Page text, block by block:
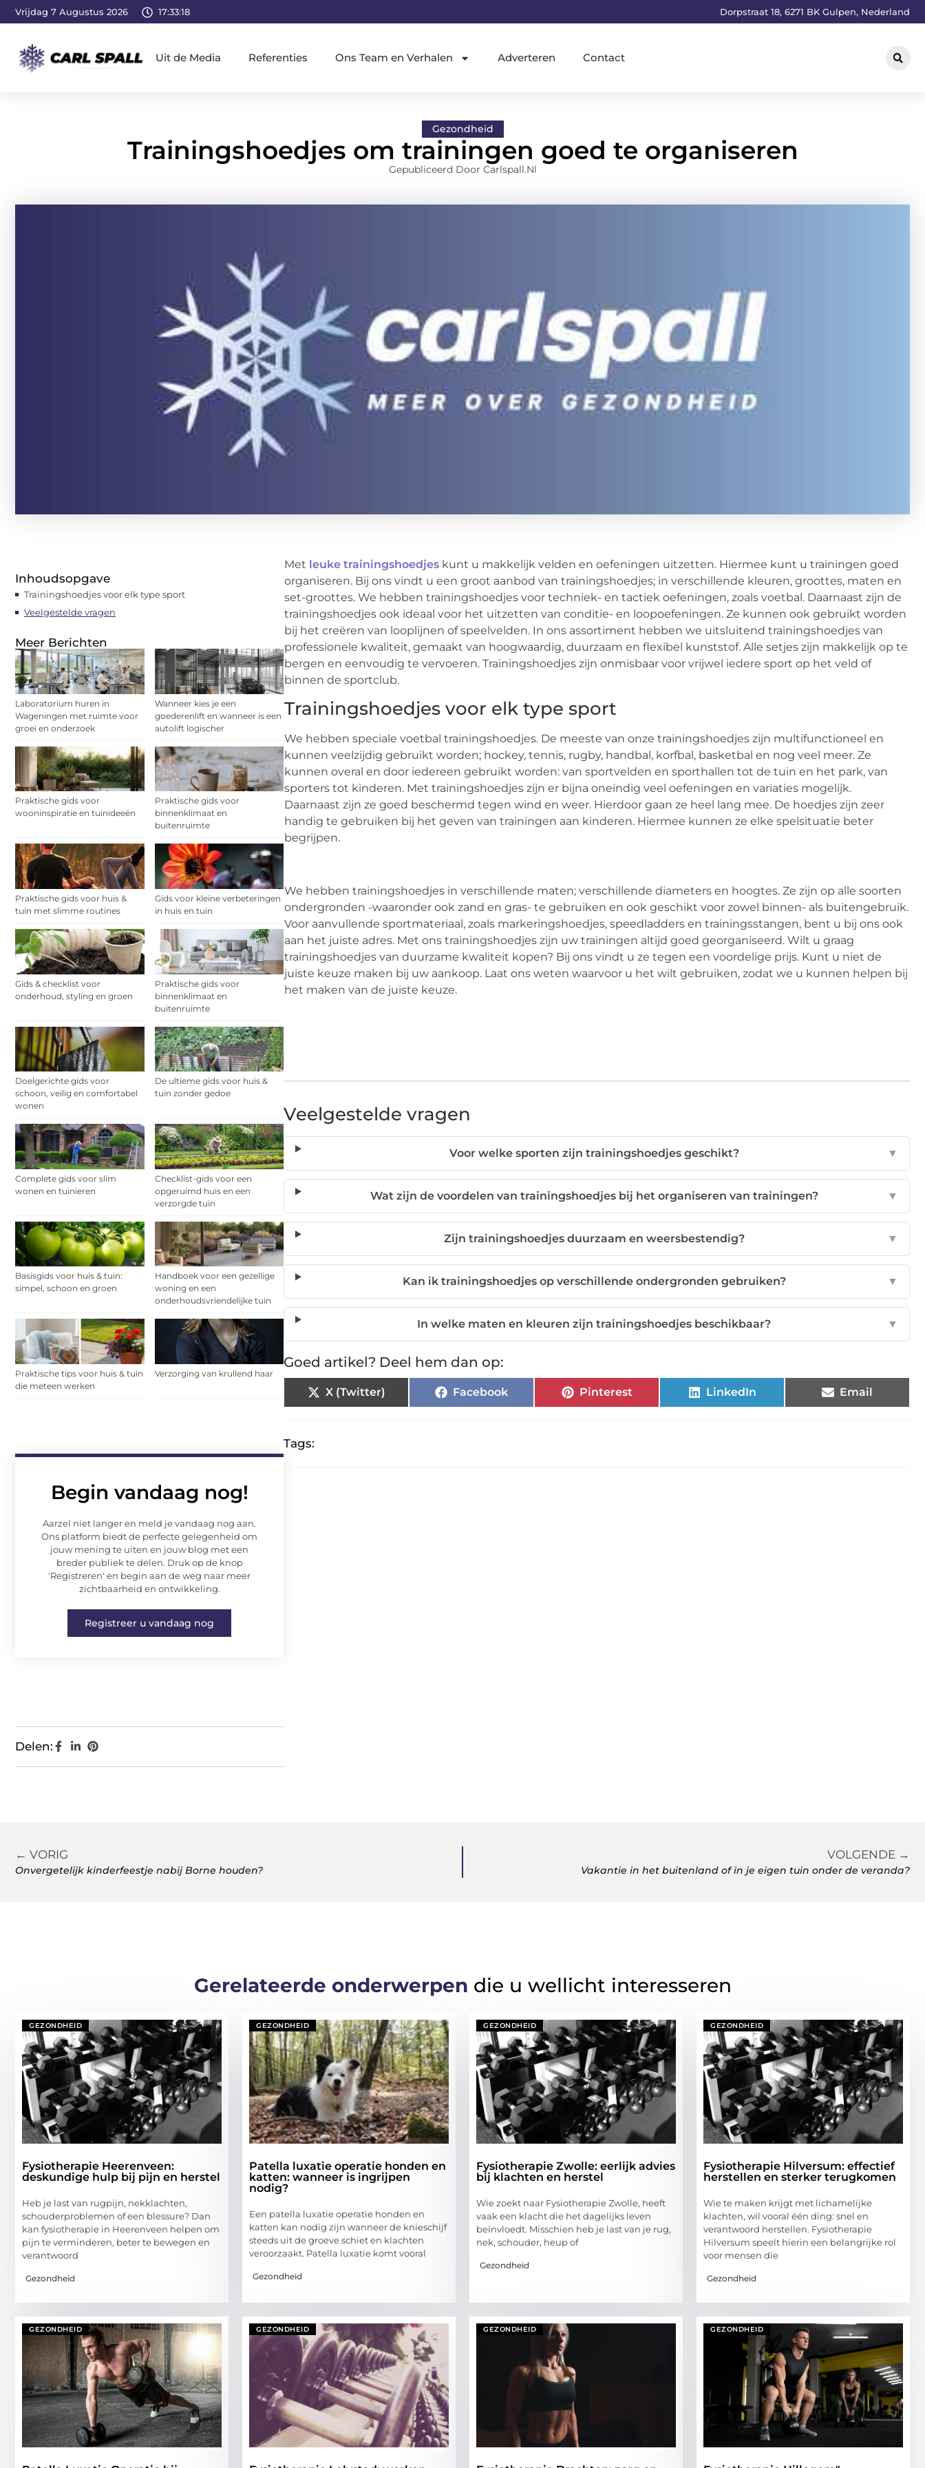
Vrijdag 7 Augustus 2026 17:33:19 Dorpstraat 18, 6271 BK Gulpen, Nederland
Uit de Media Referenties Ons Team en Verhalen Adverteren Contact
Gezondheid
Trainingshoedjes om trainingen goed te organiseren
Gepubliceerd Door Carlspall.nl
Inhoudsopgave
Trainingshoedjes voor elk type sport
Veelgestelde vragen
Meer Berichten
Laboratorium huren in
Wageningen met ruimte voor
groei en onderzoek
Wanneer kies je een
goederenlift en wanneer is een
autolift logischer
Praktische gids voor
wooninspiratie en tuinideeën
Praktische gids voor
binnenklimaat en
buitenruimte
Praktische gids voor huis &
tuin met slimme routines
Gids voor kleine verbeteringen
in huis en tuin
Gids & checklist voor
onderhoud, styling en groen
Praktische gids voor
binnenklimaat en
buitenruimte
Doelgerichte gids voor
schoon, veilig en comfortabel
wonen
De ultieme gids voor huis &
tuin zonder gedoe
Complete gids voor slim
wonen en tuinieren
Checklist-gids voor een
opgeruimd huis en een
verzorgde tuin
Basisgids voor huis & tuin:
simpel, schoon en groen
Handboek voor een gezellige
woning en een
onderhoudsvriendelijke tuin
Praktische tips voor huis & tuin
die meteen werken
Verzorging van krullend haar
Begin vandaag nog!
Aarzel niet langer en meld je vandaag nog aan.
Ons platform biedt de perfecte gelegenheid om
jouw mening te uiten en jouw blog met een
breder publiek te delen. Druk op de knop
'Registreren' en begin aan de weg naar meer
zichtbaarheid en ontwikkeling.
Registreer u vandaag nog
Delen:
Met leuke trainingshoedjes kunt u makkelijk velden en oefeningen uitzetten. Hiermee kunt u trainingen goed
organiseren. Bij ons vindt u een groot aanbod van trainingshoedjes; in verschillende kleuren, groottes, maten en
set-groottes. We hebben trainingshoedjes voor techniek- en tactiek oefeningen, zoals voetbal. Daarnaast zijn de
trainingshoedjes ook ideaal voor het uitzetten van conditie- en loopoefeningen. Ze kunnen ook gebruikt worden
bij het creëren van looplijnen of speelvelden. In ons assortiment hebben we uitsluitend trainingshoedjes van
professionele kwaliteit, gemaakt van hoogwaardig, duurzaam en flexibel kunststof. Alle setjes zijn makkelijk op te
bergen en eenvoudig te vervoeren. Trainingshoedjes zijn onmisbaar voor vrijwel iedere sport op het veld of
binnen de sportclub.
Trainingshoedjes voor elk type sport
We hebben speciale voetbal trainingshoedjes. De meeste van onze trainingshoedjes zijn multifunctioneel en
kunnen veelzijdig gebruikt worden; hockey, tennis, rugby, handbal, korfbal, basketbal en nog veel meer. Ze
kunnen overal en door iedereen gebruikt worden: van sportvelden en sporthallen tot de tuin en het park, van
sporters tot kinderen. Met trainingshoedjes zijn er bijna oneindig veel oefeningen en variaties mogelijk.
Daarnaast zijn ze goed beschermd tegen wind en weer. Hierdoor gaan ze heel lang mee. De hoedjes zijn zeer
handig te gebruiken bij het geven van trainingen aan kinderen. Hiermee kunnen ze elke spelsituatie beter
begrijpen.
We hebben trainingshoedjes in verschillende maten; verschillende diameters en hoogtes. Ze zijn op alle soorten
ondergronden -waaronder ook zand en gras- te gebruiken en ook geschikt voor zowel binnen- als buitengebruik.
Voor aanvullende sportmateriaal, zoals markeringshoedjes, speedladders en trainingsstangen, bent u bij ons ook
aan het juiste adres. Met ons trainingshoedjes zijn uw trainingen altijd goed georganiseerd. Wilt u graag
trainingshoedjes van duurzame kwaliteit kopen? Bij ons vindt u ze tegen een voordelige prijs. Kunt u niet de
juiste keuze maken bij uw aankoop. Laat ons weten waarvoor u het wilt gebruiken, zodat we u kunnen helpen bij
het maken van de juiste keuze.
Veelgestelde vragen
Voor welke sporten zijn trainingshoedjes geschikt? ▼
Wat zijn de voordelen van trainingshoedjes bij het organiseren van trainingen? ▼
Zijn trainingshoedjes duurzaam en weersbestendig? ▼
Kan ik trainingshoedjes op verschillende ondergronden gebruiken? ▼
In welke maten en kleuren zijn trainingshoedjes beschikbaar? ▼
Goed artikel? Deel hem dan op:
X (Twitter) Facebook Pinterest LinkedIn Email
Tags:
← VORIG
Onvergetelijk kinderfeestje nabij Borne houden?
VOLGENDE →
Vakantie in het buitenland of in je eigen tuin onder de veranda?
Gerelateerde onderwerpen die u wellicht interesseren
GEZONDHEID
Fysiotherapie Heerenveen:
deskundige hulp bij pijn en herstel
Heb je last van rugpijn, nekklachten,
schouderproblemen of een blessure? Dan
kan fysiotherapie in Heerenveen helpen om
pijn te verminderen, beter te bewegen en
verantwoord
Gezondheid
GEZONDHEID
Patella luxatie operatie honden en
katten: wanneer is ingrijpen
nodig?
Een patella luxatie operatie honden en
katten kan nodig zijn wanneer de knieschijf
steeds uit de groeve schiet en klachten
veroorzaakt. Patella luxatie komt vooral
Gezondheid
GEZONDHEID
Fysiotherapie Zwolle: eerlijk advies
bij klachten en herstel
Wie zoekt naar Fysiotherapie Zwolle, heeft
vaak een klacht die het dagelijks leven
beïnvloedt. Misschien heb je last van je rug,
nek, schouder, heup of
Gezondheid
GEZONDHEID
Fysiotherapie Hilversum: effectief
herstellen en sterker terugkomen
Wie te maken krijgt met lichamelijke
klachten, wil vooral één ding: snel en
verantwoord herstellen. Fysiotherapie
Hilversum speelt hierin een belangrijke rol
voor mensen die
Gezondheid
GEZONDHEID GEZONDHEID GEZONDHEID GEZONDHEID